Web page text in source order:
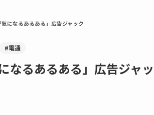
になるあるある」広告ジャック
#電通
なるあるある」広告ジャッ